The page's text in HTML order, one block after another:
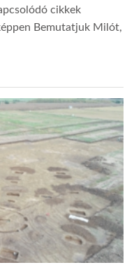
cikkek
Bemutatjuk Milót,